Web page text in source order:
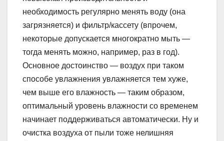
необходимость регулярно менять воду (она
загрязняется) и фильтр/кассету (впрочем,
некоторые допускается многократно мыть —
тогда менять можно, например, раз в год).
Основное достоинство — воздух при таком
способе увлажнения увлажняется тем хуже,
чем выше его влажность — таким образом,
оптимальный уровень влажности со временем
начинает поддерживаться автоматически. Ну и
очистка воздуха от пыли тоже нелишняя